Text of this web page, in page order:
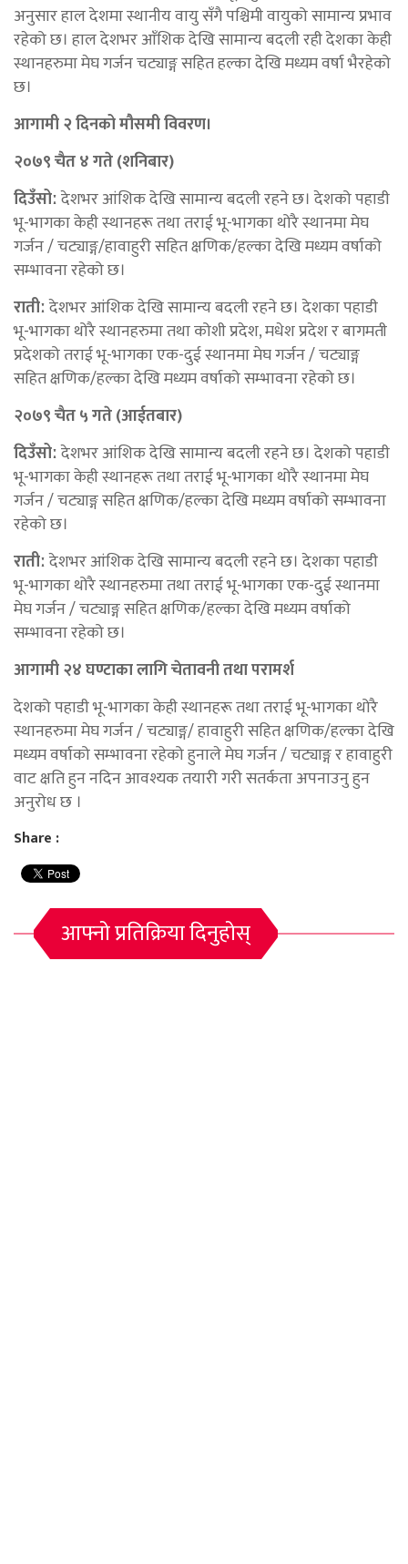
अनुसार हाल देशमा स्थानीय वायु सँगै पश्चिमी वायुको सामान्य प्रभाव
रहेको छ। हाल देशभर आँशिक देखि सामान्य बदली रही देशका केही
स्थानहरुमा मेघ गर्जन चट्याङ्ग सहित हल्का देखि मध्यम वर्षा भैरहेको
छ।
आगामी २ दिनको मौसमी विवरण।
२०७९ चैत ४ गते (शनिबार)
दिउँसोːदेशभर आंशिक देखि सामान्य बदली रहने छ। देशको पहाडी
भू-भागका केही स्थानहरू तथा तराई भू-भागका थोरै स्थानमा मेघ
गर्जन / चट्याङ्ग/हावाहुरी सहित क्षणिक/हल्का देखि मध्यम वर्षाको
सम्भावना रहेको छ।
रातीːदेशभर आंशिक देखि सामान्य बदली रहने छ। देशका पहाडी
भू-भागका थोरै स्थानहरुमा तथा कोशी प्रदेश, मधेश प्रदेश र बागमती
प्रदेशको तराई भू-भागका एक-दुई स्थानमा मेघ गर्जन / चट्याङ्ग
सहित क्षणिक/हल्का देखि मध्यम वर्षाको सम्भावना रहेको छ।
२०७९ चैत ५ गते (आईतबार)
दिउँसोːदेशभर आंशिक देखि सामान्य बदली रहने छ। देशको पहाडी
भू-भागका केही स्थानहरू तथा तराई भू-भागका थोरै स्थानमा मेघ
गर्जन / चट्याङ्ग सहित क्षणिक/हल्का देखि मध्यम वर्षाको सम्भावना
रहेको छ।
रातीːदेशभर आंशिक देखि सामान्य बदली रहने छ। देशका पहाडी
भू-भागका थोरै स्थानहरुमा तथा तराई भू-भागका एक-दुई स्थानमा
मेघ गर्जन / चट्याङ्ग सहित क्षणिक/हल्का देखि मध्यम वर्षाको
सम्भावना रहेको छ।
आगामी २४ घण्टाका लागि चेतावनी तथा परामर्श
देशको पहाडी भू-भागका केही स्थानहरू तथा तराई भू-भागका थोरै
स्थानहरुमा मेघ गर्जन / चट्याङ्ग/ हावाहुरी सहित क्षणिक/हल्का देखि
मध्यम वर्षाको सम्भावना रहेको हुनाले मेघ गर्जन / चट्याङ्ग र हावाहुरी
वाट क्षति हुन नदिन आवश्यक तयारी गरी सतर्कता अपनाउनु हुन
अनुरोध छ ।
Share :
आफ्नो प्रतिक्रिया दिनुहोस्